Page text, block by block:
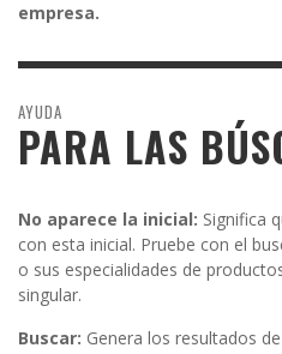
empresa.
AYUDA
PARA LAS
No aparece la inicial: Significa
con esta inicial. Pruebe con el
o sus especialidades de
singular.
Buscar: Genera los resultados